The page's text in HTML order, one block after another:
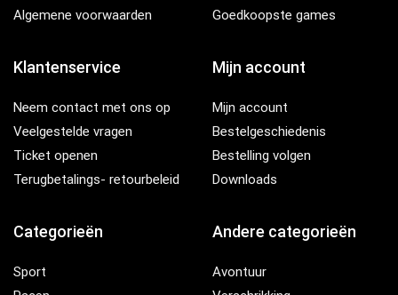
Algemene voorwaarden
Goedkoopste games
Klantenservice
Neem contact met ons op
Veelgestelde vragen
Ticket openen
Terugbetalings- retourbeleid
Mijn account
Mijn account
Bestelgeschiedenis
Bestelling volgen
Downloads
Categorieën
Sport
Andere categorieën
Avontuur